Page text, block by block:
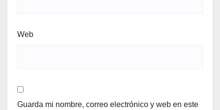
Web
Guarda mi nombre, correo electrónico y web en este